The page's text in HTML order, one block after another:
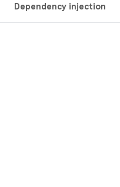
Dependency injection